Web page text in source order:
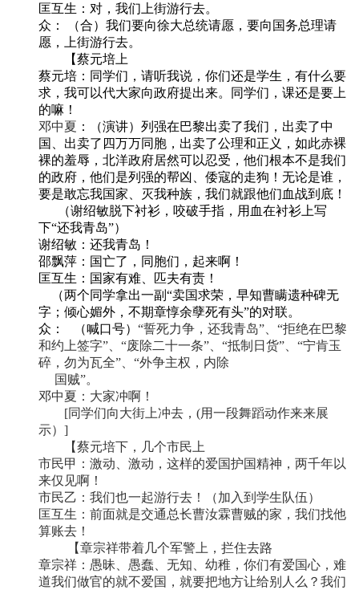
匡互生：对，我们上街游行去。
众：
（合） 我们要向徐大总统请愿，要向国务总理请
愿，上街游行去。
【蔡元培上
蔡元培：同学们，请听我说，你们还是学生， 有什么要
求，我可以代大家向政府提出来。同学们，课还是要上
的嘛 ！
邓中夏 ：（演讲）列强在巴黎出卖了我们，出卖了中
国、出卖了四万万同胞，出卖了公理和正义，如此赤裸
裸的羞辱，北洋政府居然可以忍受，他们根本不是我们
的政府，他们是列强的帮凶、倭寇的走狗！无论是谁，
要是敢忘我国家、灭我种族，我们就跟他们血战到底！
（谢绍敏脱下衬衫，咬破手指，用血在衬衫上写
下“还我青岛”）
谢绍敏：还我青岛！
邵飘萍 ：国亡了，同胞们，起来啊！
匡互生：国家有难、匹夫有责！
（两个同学拿出一副 “卖国求荣，早知曹瞒遗种碑无
字；倾心媚外，不期章惇余孽死有头”的对联。
众：
（喊口号） “誓死力争，还我青岛”、“拒绝在巴黎
和约上签字”、“废除二十一条”、“抵制日货”、“宁肯玉
碎，勿为瓦全”、“外争主权，内除
国贼”。
邓中夏 ：大家冲啊！
[同学们向大街上冲去，(用一段舞蹈动作来来展
示）]
【蔡元培下，几个市民上
市民甲：激动、激动，这样的爱国护国精神，两千年以
来仅见啊！
市民乙：我们也一起游行去！（加入到学生队伍）
匡互生：前面就是交通总长曹汝霖曹贼的家，我们找他
算账去！
【章宗祥带着几个军警上，拦住去路
章宗祥：愚昧、愚蠢、无知、幼稚， 你们有爱国心，难
道我们做官的就不爱国，就要把地方让给别人么？ 我们